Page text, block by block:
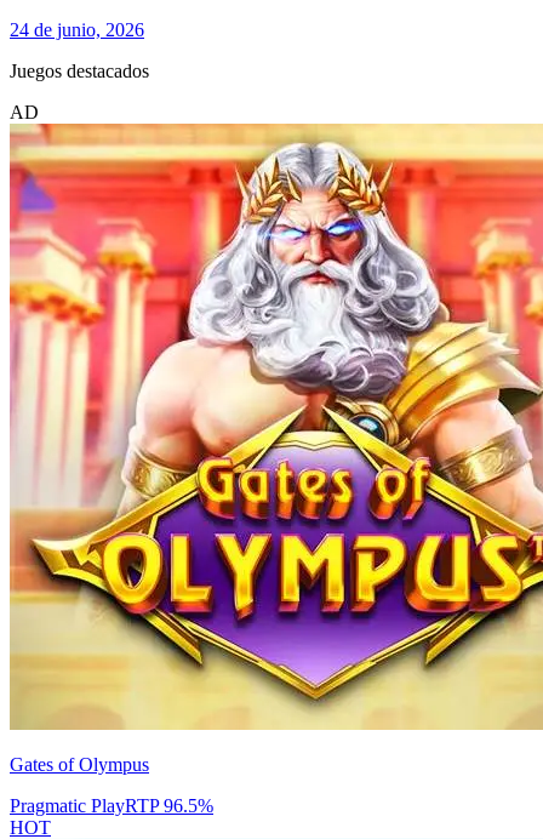
24 de junio, 2026
Juegos destacados
AD
Gates of Olympus
Pragmatic PlayRTP96.5%
HOT